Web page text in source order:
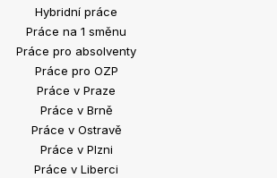
Hybridní práce
Práce na 1 směnu
Práce pro absolventy
Práce pro OZP
Práce v Praze
Práce v Brně
Práce v Ostravě
Práce v Plzni
Práce v Liberci